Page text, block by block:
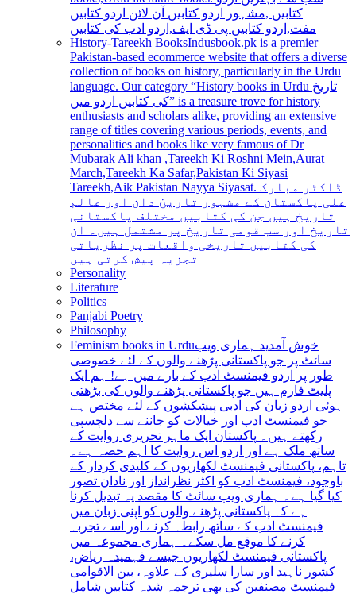
کتابیں ,مشہور اردو کتابیں آن لائن اردو کتابیں
مفت,اردو کتابیں پی ڈی ایف,اردو ادب کی کتابیں
History-Tareekh BooksIndusbook.pk is a premier
Pakistan-based ecommerce website that offers a diverse
collection of books on history, particularly in the Urdu
language. Our category “History books in Urdu تاریخ
کی کتابیں اردو میں” is a treasure trove for history
enthusiasts and scholars alike, providing an extensive
range of titles covering various periods, events, and
personalities and books like very famous of Dr
Mubarak Ali khan ,Tareekh Ki Roshni Mein,Aurat
March,Tareekh Ka Safar,Pakistan Ki Siyasi
Tareekh,Aik Pakistan Nayya Siyasat. ڈاکٹر مبارک
علی پاکستان کے مشہور تاریخ دان اور عالم
تاریخ ہیں جن کی کتابیں مختلف پاکستانی
تاریخ اور سب قومی تاریخ پر مشتمل ہیں۔ ان
کی کتابیں تاریخی واقعات پر نظریاتی
تجزیہ پیش کرتی ہیں
Personality
Literature
Politics
Panjabi Poetry
Philosophy
Feminism books in Urduخوش آمدید ہماری ویب
سائٹ پر جو پاکستانی پڑھنے والوں کے لئے خصوصی
طور پر اردو فیمنسٹ ادب کے بارے میں ہے! ہم ایک
پلیٹ فارم ہیں جو پاکستانی پڑھنے والوں کی بڑھتی
ہوئی اردو زبان کی ادبی پیشکشوں کے لئے مختص ہے
جو فیمنسٹ ادب اور خیالات کو جاننے سے دلچسپی
رکھتے ہیں۔ پاکستان ایک ماہر تحریری روایت کے
ساتھ ملک ہے اور اردو اس روایت کا اہم حصہ ہے۔
تاہم، پاکستانی فیمنسٹ لکھاریوں کے کلیدی کردار کے
باوجود، فیمنسٹ ادب کو اکثر نظرانداز اور نادان تصور
کیا گیا ہے۔ ہماری ویب سائٹ کا مقصد یہ تبدیل کرنا
ہے کہ پاکستانی پڑھنے والوں کو اپنی زبان میں
فیمنسٹ ادب کے ساتھ رابطہ کرنے اور اسے تجربہ
کرنے کا موقع مل سکے۔ ہماری مجموعہ میں
پاکستانی فیمنسٹ لکھاریوں جیسے فہمیدہ ریاض،
کشور ناہید اور سارا سلیری کے علاوہ، بین الاقوامی
فیمنسٹ مصنفین کی بھی ترجمہ شدہ کتابیں شامل